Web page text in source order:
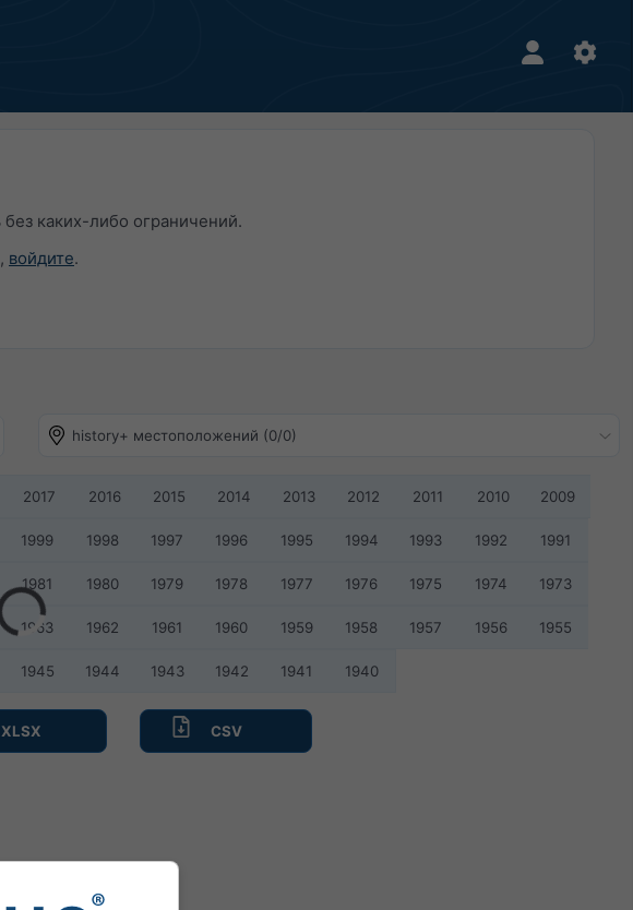
каких-либо ограничений.​
войдите.
history+ местоположений (0/0)
2017 2016 2015 2014 2013 2012 2011 2010 2009
1999 1998 1997 1996 1995 1994 1993 1992 1991
1981 1980 1979 1978 1977 1976 1975 1974 1973
1963 1962 1961 1960 1959 1958 1957 1956 1955
1945 1944 1943 1942 1941 1940